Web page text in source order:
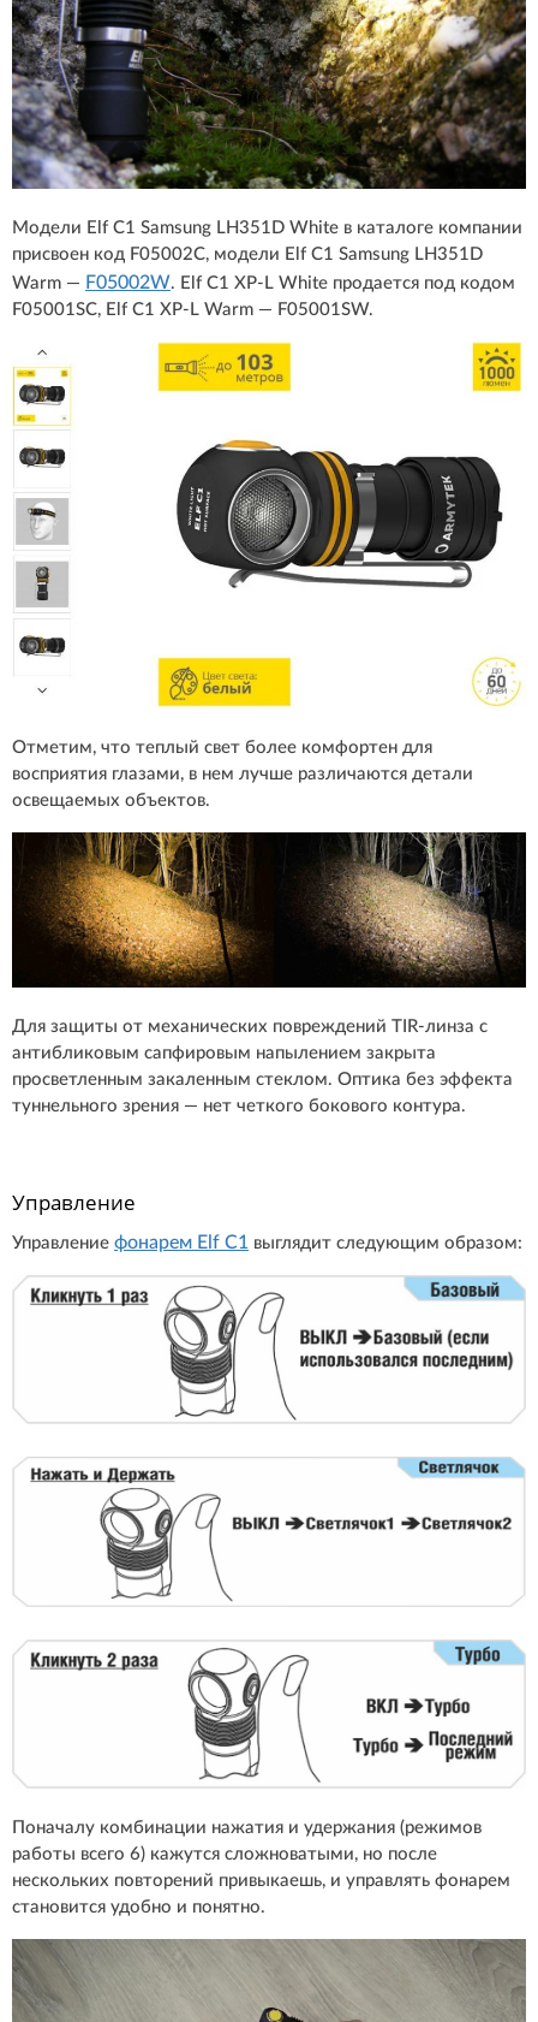
Модели Elf C1 Samsung LH351D White в каталоге компании
присвоен код F05002С, модели Elf C1 Samsung LH351D
Warm — F05002W. Elf C1 XP-L White продается под кодом
F05001SC, Elf C1 XP-L Warm — F05001SW.
Отметим, что теплый свет более комфортен для
восприятия глазами, в нем лучше различаются детали
освещаемых объектов.
Для защиты от механических повреждений TIR-линза с
антибликовым сапфировым напылением закрыта
просветленным закаленным стеклом. Оптика без эффекта
туннельного зрения — нет четкого бокового контура.
Управление
Управление фонарем Elf C1 выглядит следующим образом:
Поначалу комбинации нажатия и удержания (режимов
работы всего 6) кажутся сложноватыми, но после
нескольких повторений привыкаешь, и управлять фонарем
становится удобно и понятно.